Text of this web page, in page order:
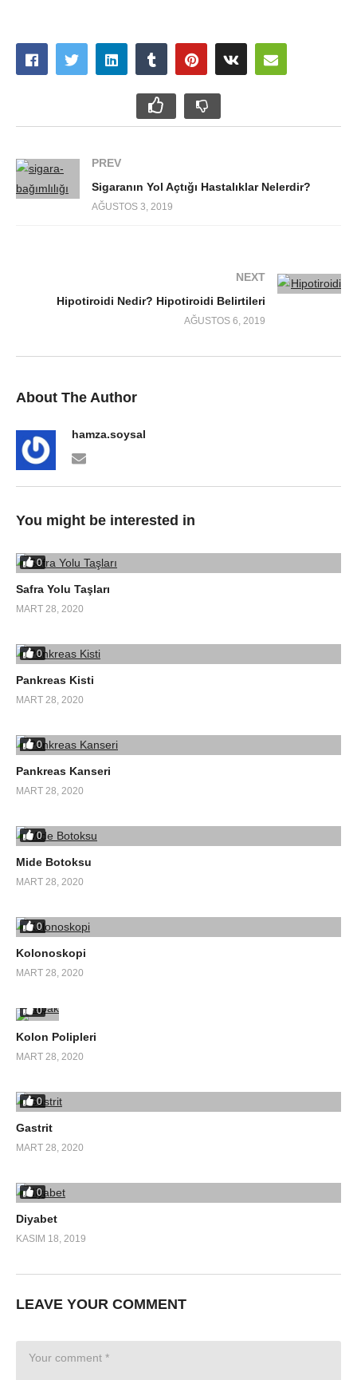
PREV
Sigaranın Yol Açtığı Hastalıklar Nelerdir?
AĞUSTOS 3, 2019
NEXT
Hipotiroidi Nedir? Hipotiroidi Belirtileri
AĞUSTOS 6, 2019
About The Author
hamza.soysal
You might be interested in
0
Safra Yolu Taşları
MART 28, 2020
0
Pankreas Kisti
MART 28, 2020
0
Pankreas Kanseri
MART 28, 2020
0
Mide Botoksu
MART 28, 2020
0
Kolonoskopi
MART 28, 2020
0
Kolon Polipleri
MART 28, 2020
0
Gastrit
MART 28, 2020
0
Diyabet
KASIM 18, 2019
LEAVE YOUR COMMENT